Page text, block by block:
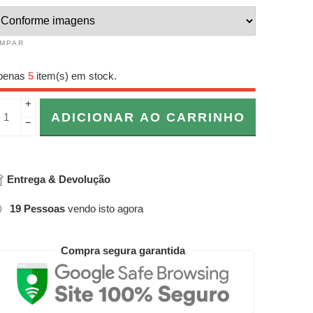
5 item(s) em stock.
+
−
ADICIONAR AO CARRINHO
Entrega & Devolução
19 Pessoas vendo isto agora
Compra segura garantida